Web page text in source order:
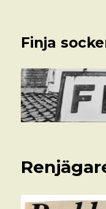
Finja